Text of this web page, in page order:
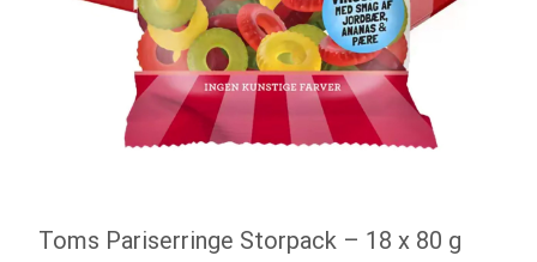
Toms Pariserringe Storpack – 18 x 80 g